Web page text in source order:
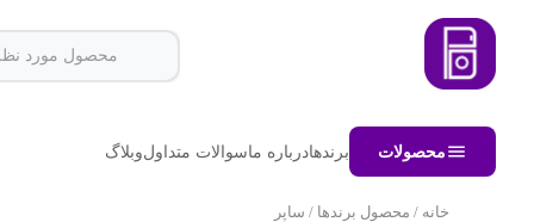
محصولات برندهادرباره ماسوالات متداولوبلاگ
خانه / محصول برندها / ساپر